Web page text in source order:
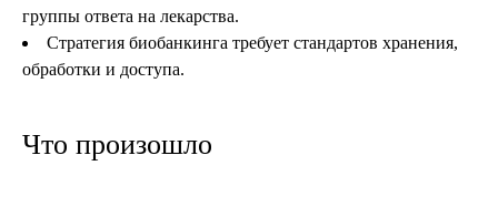
группы ответа на лекарства.
Стратегия биобанкинга требует стандартов хранения,
обработки и доступа.
Что произошло